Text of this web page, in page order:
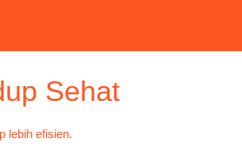
Sehat
lebih efisien.